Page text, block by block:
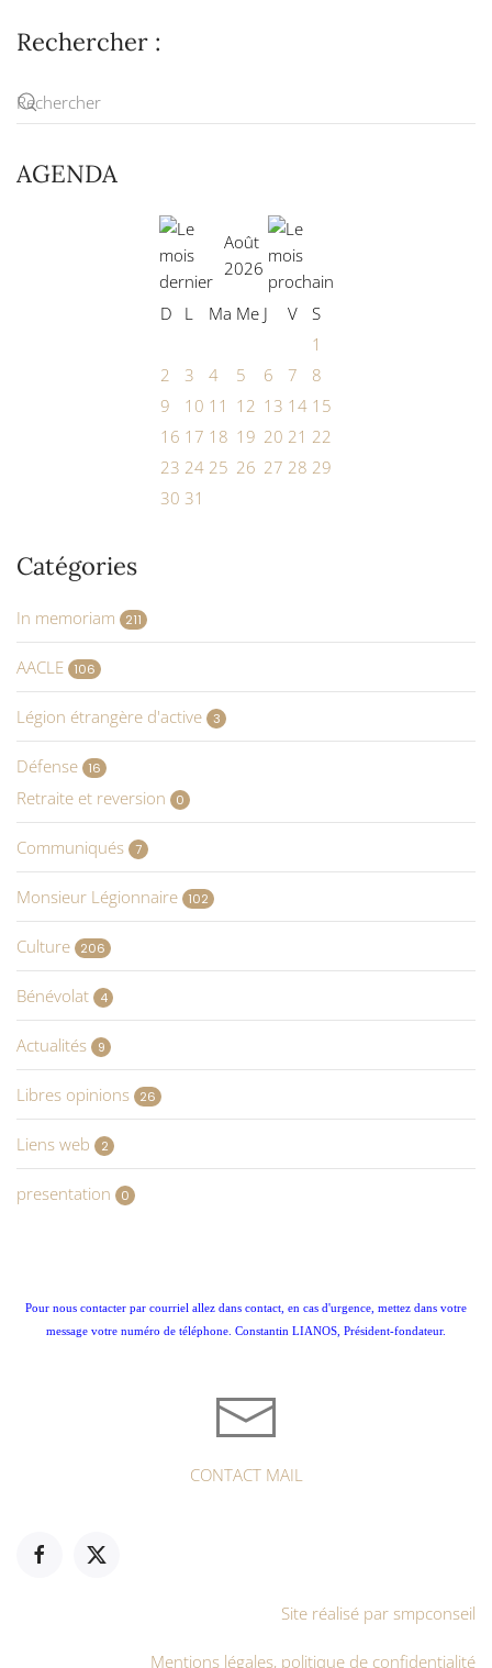
Rechercher :
AGENDA
Août
2026
D L Ma Me J V
S
1
2
3 4 5 6 7
8
9
10 11 12 13 14 15
16 17 18 19 20 21 22
23 24 25 26 27 28 29
30 31
Catégories
In memoriam 211
AACLE 106
Légion étrangère d'active 3
Défense 16
Retraite et reversion 0
Communiqués 7
Monsieur Légionnaire 102
Culture 206
Bénévolat 4
Actualités 9
Libres opinions 26
Liens web 2
presentation 0
Pour nous contacter par courriel allez dans contact, en cas d'urgence, mettez dans votre
message votre numéro de téléphone. Constantin LIANOS, Président-fondateur.
CONTACT MAIL
Site réalisé par smpconseil
Mentions légales, politique de confidentialité